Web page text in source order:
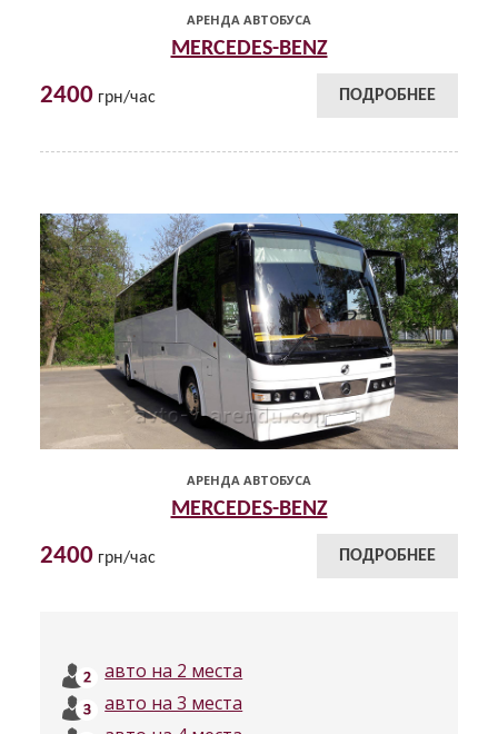
АРЕНДА АВТОБУСА
MERCEDES-BENZ
2400 грн/час ПОДРОБНЕЕ
АРЕНДА АВТОБУСА
MERCEDES-BENZ
2400 грн/час ПОДРОБНЕЕ
авто на 2 места
авто на 3 места